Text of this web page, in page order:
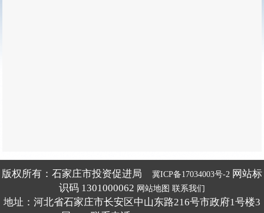
版权所有：石家庄市投资促进局 冀ICP备17034003号-2 网站标
识码 1301000062 网站地图 联系我们
地址：河北省石家庄市长安区中山东路216号市政府1号楼3